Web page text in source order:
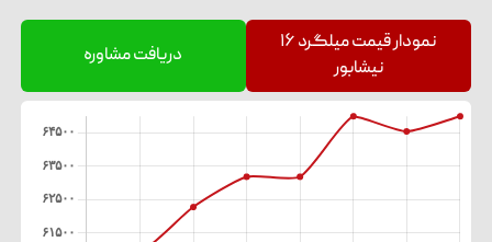
نمودار
قیمت میلگرد ۱۶
نیشابور
دریافت مشاوره